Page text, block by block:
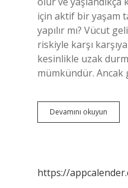
için aktif bir yaşam
yapılır mı? Vücut
riskiyle karşı
kesinlikle uzak
mümkündür. Ancak
Devamını okuyun
https://